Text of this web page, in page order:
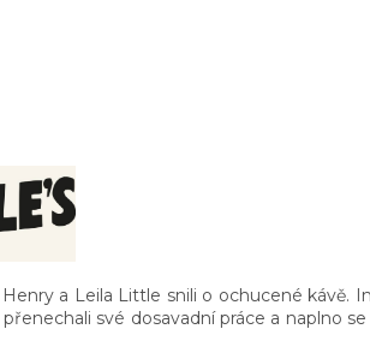
a Leila Little snili o ochucené kávě.
své dosavadní práce a naplno